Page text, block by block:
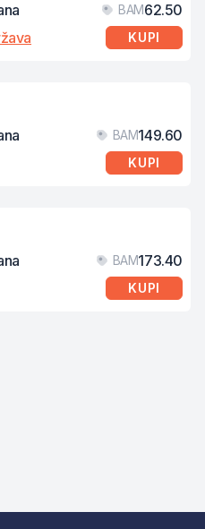
BAM62.50
KUPI
BAM149.60
KUPI
BAM173.40
KUPI